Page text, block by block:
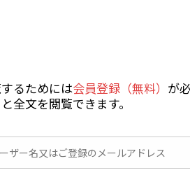
るためには会員登録（無料） が
全文を閲覧できます。